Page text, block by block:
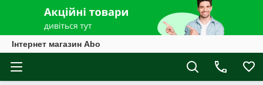
Інтернет магазин Abo